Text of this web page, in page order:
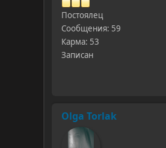
Постоялец
Сообщения: 59
Карма: 53
Записан
Olga Torlak